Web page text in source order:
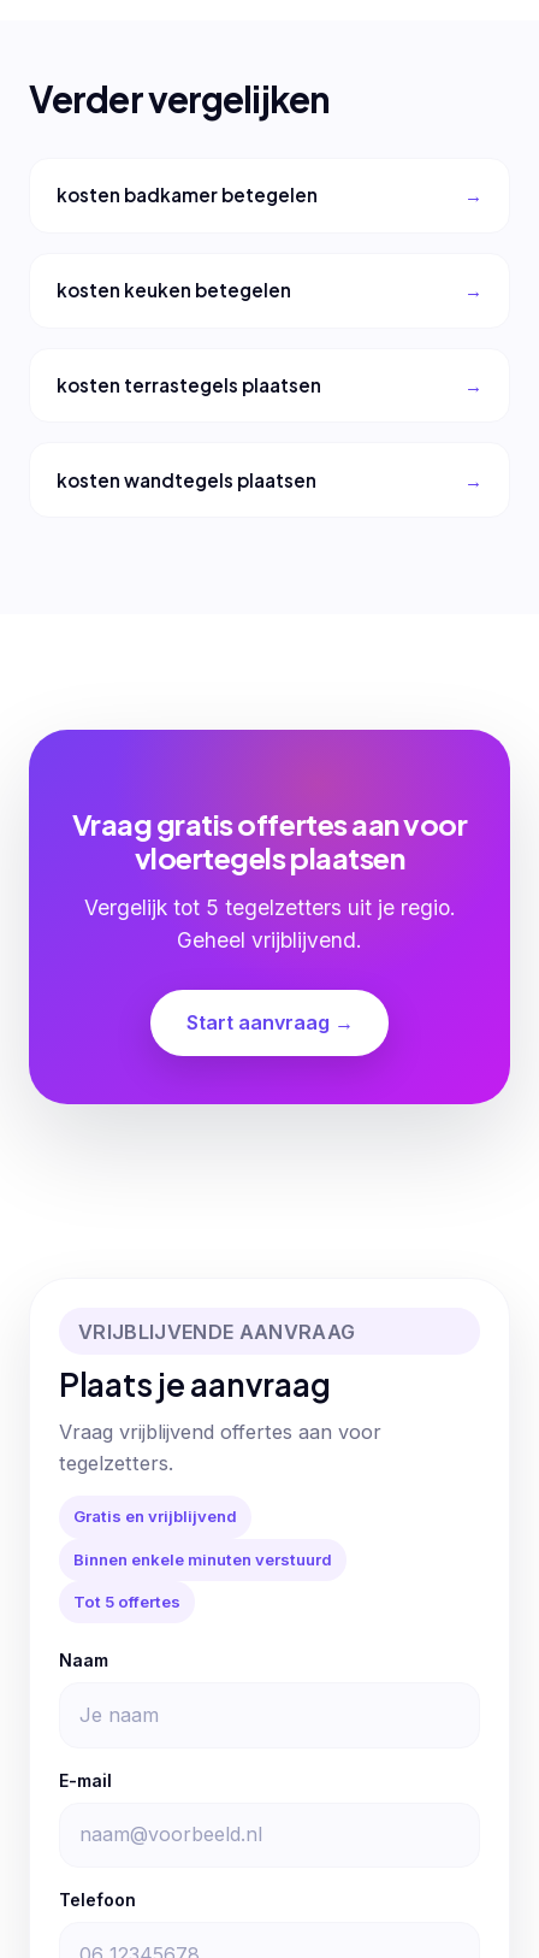
Verder vergelijken
kosten badkamer betegelen
kosten keuken betegelen
kosten terrastegels plaatsen
kosten wandtegels plaatsen
Vraag gratis offertes aan voor
vloertegels plaatsen
Vergelijk tot 5 tegelzetters uit je regio.
Geheel vrijblijvend.
Start aanvraag →
VRIJBLIJVENDE AANVRAAG
Plaats je aanvraag
Vraag vrijblijvend offertes aan voor
tegelzetters.
Gratis en vrijblijvend
Binnen enkele minuten verstuurd
Tot 5 offertes
Naam
E-mail
Telefoon